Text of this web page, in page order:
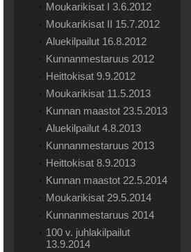
Moukarikisat I 3.6.2012
Moukarikisat II 15.7.2012
Aluekilpailut 16.8.2012
Kunnanmestaruus 2012
Heittokisat 9.9.2012
Moukarikisat 11.5.2013
Kunnan maastot 23.5.2013
Aluekilpailut 4.8.2013
Kunnanmestaruus 2013
Heittokisat 8.9.2013
Kunnan maastot 22.5.2014
Moukarikisat 29.5.2014
Kunnanmestaruus 2014
100 v. juhlakilpailut
13.9.2014